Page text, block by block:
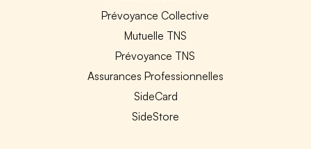
Prévoyance Collective
Mutuelle TNS
Prévoyance TNS
Assurances Professionnelles
SideCard
SideStore